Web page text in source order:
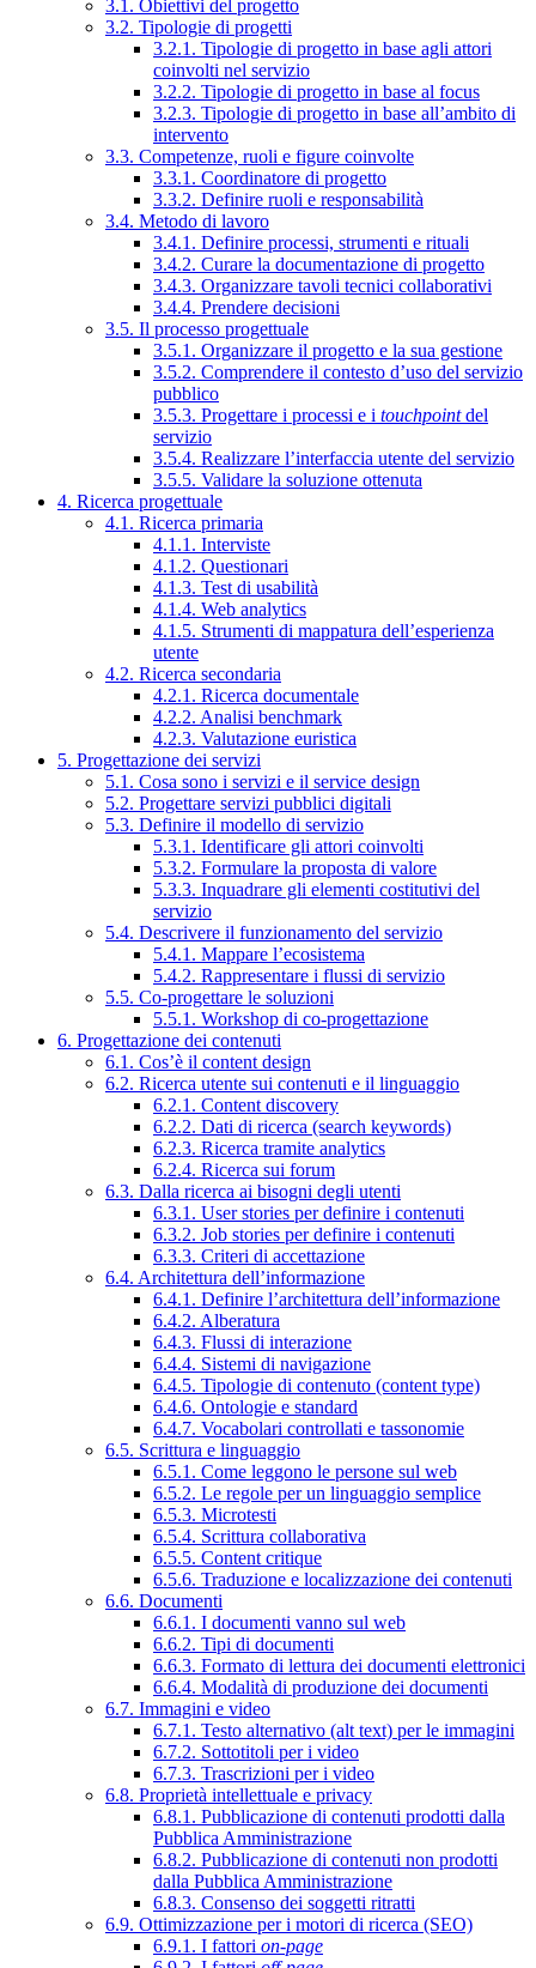
3.1. Obiettivi del progetto
3.2. Tipologie di progetti
3.2.1. Tipologie di progetto in base agli attori
coinvolti nel servizio
3.2.2. Tipologie di progetto in base al focus
3.2.3. Tipologie di progetto in base all’ambito di
intervento
3.3. Competenze, ruoli e figure coinvolte
3.3.1. Coordinatore di progetto
3.3.2. Definire ruoli e responsabilità
3.4. Metodo di lavoro
3.4.1. Definire processi, strumenti e rituali
3.4.2. Curare la documentazione di progetto
3.4.3. Organizzare tavoli tecnici collaborativi
3.4.4. Prendere decisioni
3.5. Il processo progettuale
3.5.1. Organizzare il progetto e la sua gestione
3.5.2. Comprendere il contesto d’uso del servizio
pubblico
3.5.3. Progettare i processi e i touchpointdel
servizio
3.5.4. Realizzare l’interfaccia utente del servizio
3.5.5. Validare la soluzione ottenuta
4. Ricerca progettuale
4.1. Ricerca primaria
4.1.1. Interviste
4.1.2. Questionari
4.1.3. Test di usabilità
4.1.4. Web analytics
4.1.5. Strumenti di mappatura dell’esperienza
utente
4.2. Ricerca secondaria
4.2.1. Ricerca documentale
4.2.2. Analisi benchmark
4.2.3. Valutazione euristica
5. Progettazione dei servizi
5.1. Cosa sono i servizi e il service design
5.2. Progettare servizi pubblici digitali
5.3. Definire il modello di servizio
5.3.1. Identificare gli attori coinvolti
5.3.2. Formulare la proposta di valore
5.3.3. Inquadrare gli elementi costitutivi del
servizio
5.4. Descrivere il funzionamento del servizio
5.4.1. Mappare l’ecosistema
5.4.2. Rappresentare i flussi di servizio
5.5. Co-progettare le soluzioni
5.5.1. Workshop di co-progettazione
6. Progettazione dei contenuti
6.1. Cos’è il content design
6.2. Ricerca utente sui contenuti e il linguaggio
6.2.1. Content discovery
6.2.2. Dati di ricerca (search keywords)
6.2.3. Ricerca tramite analytics
6.2.4. Ricerca sui forum
6.3. Dalla ricerca ai bisogni degli utenti
6.3.1. User stories per definire i contenuti
6.3.2. Job stories per definire i contenuti
6.3.3. Criteri di accettazione
6.4. Architettura dell’informazione
6.4.1. Definire l’architettura dell’informazione
6.4.2. Alberatura
6.4.3. Flussi di interazione
6.4.4. Sistemi di navigazione
6.4.5. Tipologie di contenuto (content type)
6.4.6. Ontologie e standard
6.4.7. Vocabolari controllati e tassonomie
6.5. Scrittura e linguaggio
6.5.1. Come leggono le persone sul web
6.5.2. Le regole per un linguaggio semplice
6.5.3. Microtesti
6.5.4. Scrittura collaborativa
6.5.5. Content critique
6.5.6. Traduzione e localizzazione dei contenuti
6.6. Documenti
6.6.1. I documenti vanno sul web
6.6.2. Tipi di documenti
6.6.3. Formato di lettura dei documenti elettronici
6.6.4. Modalità di produzione dei documenti
6.7. Immagini e video
6.7.1. Testo alternativo (alt text) per le immagini
6.7.2. Sottotitoli per i video
6.7.3. Trascrizioni per i video
6.8. Proprietà intellettuale e privacy
6.8.1. Pubblicazione di contenuti prodotti dalla
Pubblica Amministrazione
6.8.2. Pubblicazione di contenuti non prodotti
dalla Pubblica Amministrazione
6.8.3. Consenso dei soggetti ritratti
6.9. Ottimizzazione per i motori di ricerca (SEO)
6.9.1. I fattori on-page